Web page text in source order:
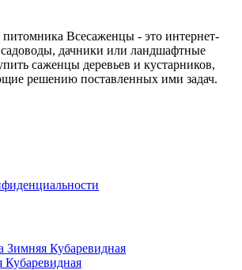
Всесаженцы - это интернет-
дачники или ландшафтные
саженцы деревьев и кустарников,
решению поставленных ими задач.